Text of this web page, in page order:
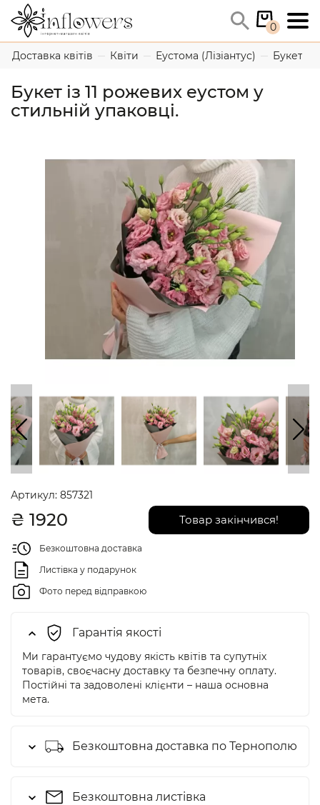
0
Доставка квітів Квіти Еустома (Лізіантус) Букет із
Букет із 11 рожевих еустом у
стильній упаковці.
Артикул: 857321
₴ 1920 Товар закінчився!
Безкоштовна доставка
Листівка у подарунок
Фото перед відправкою
Гарантія якості
Ми гарантуємо чудову якість квітів та супутніх
товарів, своєчасну доставку та безпечну оплату.
Постійні та задоволені клієнти – наша основна
мета.
Безкоштовна доставка по Тернополю
Безкоштовна листівка